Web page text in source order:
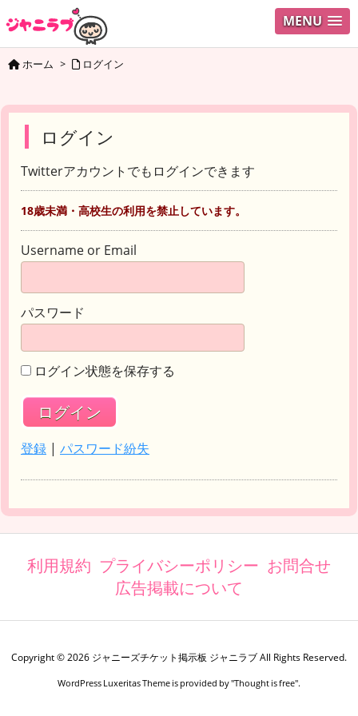
MENU
ホーム > ログイン
ログイン
Twitterアカウントでもログインできます
18歳未満・高校生の利用を禁止しています。
Username or Email
パスワード
ログイン状態を保存する
登録 | パスワード紛失
利用規約 プライバシーポリシー お問合せ
広告掲載について
Copyright ©2026 ジャニーズチケット掲示板 ジャニラブAll Rights Reserved.
WordPress Luxeritas Theme is provided by "Thought is free".